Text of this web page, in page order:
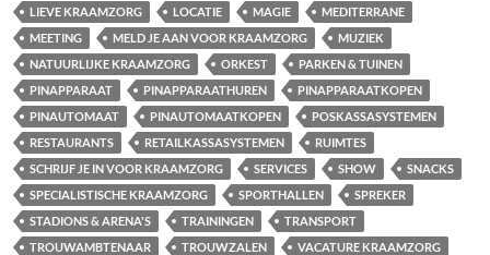
LIEVE KRAAMZORG
LOCATIE MAGIE
MEDITERRANE
MEETING
MELD JE AAN VOOR KRAAMZORG
MUZIEK
NATUURLIJKE KRAAMZORG
ORKEST
PARKEN & TUINEN
PINAPPARAAT
PINAPPARAATHUREN
PINAPPARAATKOPEN
PINAUTOMAAT
PINAUTOMAATKOPEN
POSKASSASYSTEMEN
RESTAURANTS
RETAILKASSASYSTEMEN
RUIMTES
SCHRIJF JE IN VOOR KRAAMZORG
SERVICES SHOW
SNACKS
SPECIALISTISCHE KRAAMZORG
SPORTHALLEN
SPREKER
STADIONS & ARENA'S
TRAININGEN
TRANSPORT
TROUWAMBTENAAR
TROUWZALEN
VACATURE KRAAMZORG